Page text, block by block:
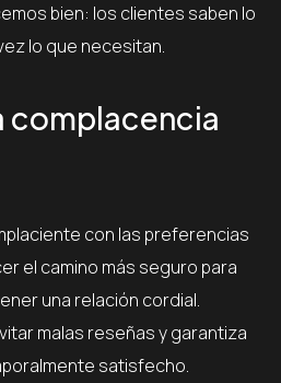
bien: los clientes saben lo
lo que necesitan.
complacencia
con las preferencias
el camino más seguro para
una relación cordial.
malas reseñas y garantiza
satisfecho.